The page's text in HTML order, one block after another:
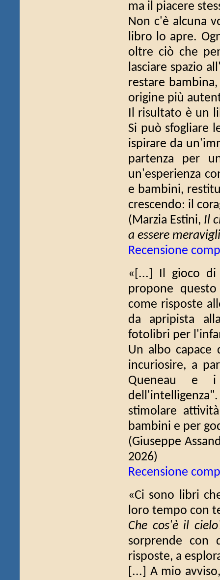
ma il piacere
Non c'è alcuna
libro lo apre.
oltre ciò che
lasciare spazio
restare
origine più
Il risultato è un
Si può sfogliare
ispirare da
partenza per
un'esperienza
e bambini,
crescendo: il
(Marzia Estini, Il
a essere
Recensione
«[...] Il gioco di
propone
come risposte
da apripista
fotolibri per
Un albo capace
incuriosire, a
Queneau e i
stimolare
bambini e per
(Giuseppe
2026)
Recensione
«Ci sono libri
loro tempo con
Che cos'è il
sorprende con
risposte, a
[...] A mio